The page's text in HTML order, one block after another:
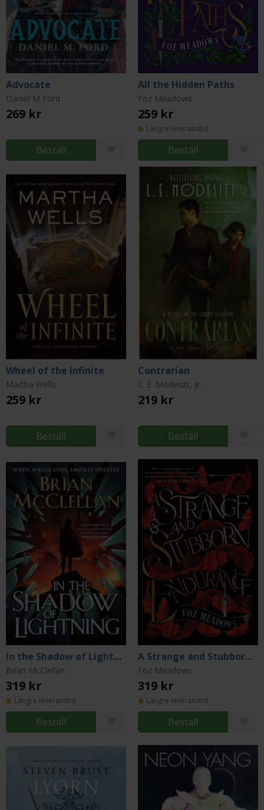
Advocate
Daniel M Ford
269 kr
Beställ
All the Hidden Paths
Foz Meadows
259 kr
Längre leveranstid
Beställ
Wheel of the Infinite
Martha Wells
259 kr
Beställ
Contrarian
L. E. Modesitt, Jr.
219 kr
Beställ
In the Shadow of Lightning
Brian McClellan
319 kr
Längre leveranstid
Beställ
A Strange and Stubborn Endurance
Foz Meadows
319 kr
Längre leveranstid
Beställ